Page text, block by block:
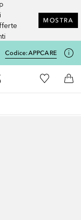
MOSTRA
Codice:APPCARE
A Douglas HomeAlla Mia
Al